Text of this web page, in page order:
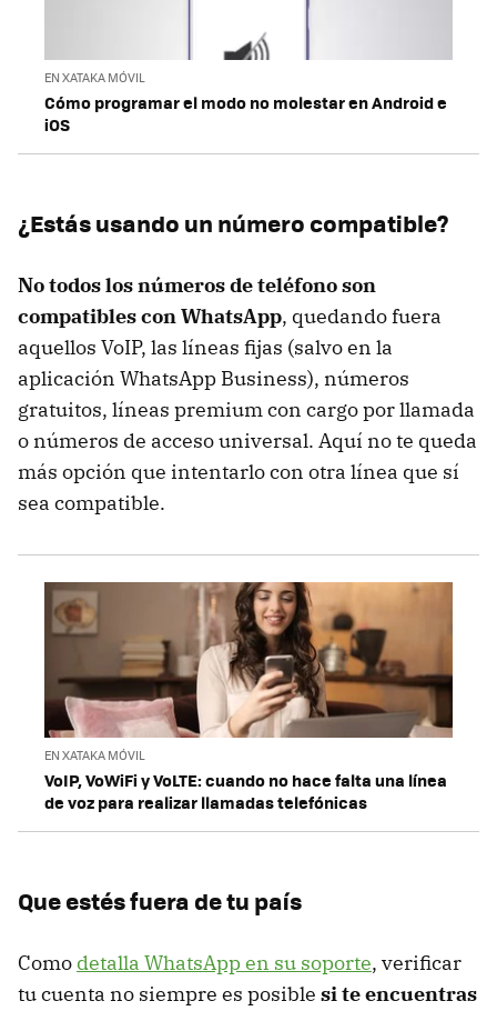
EN XATAKA MÓVIL
Cómo programar el modo no molestar en Android e
iOS
¿Estás usando un número compatible?
No todos los números de teléfono son
compatibles con WhatsApp, quedando fuera
aquellos VoIP, las líneas fijas (salvo en la
aplicación WhatsApp Business), números
gratuitos, líneas premium con cargo por llamada
o números de acceso universal. Aquí no te queda
más opción que intentarlo con otra línea que sí
sea compatible.
EN XATAKA MÓVIL
VoIP, VoWiFi y VoLTE: cuando no hace falta una línea
de voz para realizar llamadas telefónicas
Que estés fuera de tu país
Como detalla WhatsApp en su soporte, verificar
tu cuenta no siempre es posible si te encuentras